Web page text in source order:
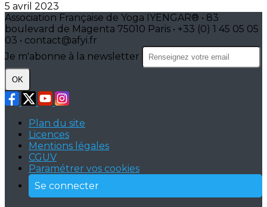
5 avril 2023
Association Française de Yoga IYENGAR® • 83
boulevard de Magenta 75010 Paris • +33 (0) 1 45 05 05
03 • contact@afyi.fr
Je m'abonne à la newsletter
OK
Plan du site
Licences
Mentions légales
CGUV
Paramétrer vos cookies
Se connecter